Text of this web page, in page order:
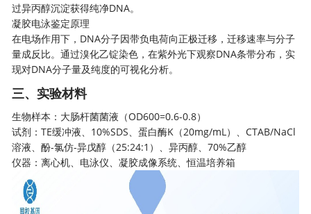
过异丙醇沉淀获得纯净DNA。
凝胶电泳鉴定原理
在电场作用下，DNA分子因带负电荷向正极迁移，迁移速率与分子
量成反比。通过溴化乙锭染色，在紫外光下观察DNA条带分布，实
现对DNA分子量及纯度的可视化分析。
三、实验材料
生物样本：大肠杆菌菌液（OD600=0.6-0.8）
试剂：TE缓冲液、10%SDS、蛋白酶K（20mg/mL）、CTAB/NaCl
溶液、酚-氯仿-异戊醇（25:24:1）、异丙醇、70%乙醇
仪器：离心机、电泳仪、凝胶成像系统、恒温培养箱